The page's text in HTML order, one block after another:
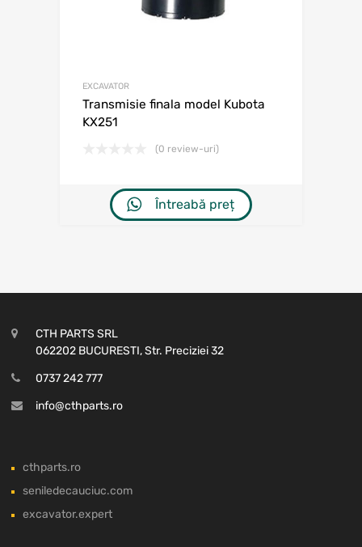
EXCAVATOR
Transmisie finala model Kubota
KX251
(0 review-uri)
Întreabă preț
CTH PARTS SRL
062202 BUCURESTI, Str. Preciziei 32
0737 242 777
info@cthparts.ro
cthparts.ro
seniledecauciuc.com
excavator.expert